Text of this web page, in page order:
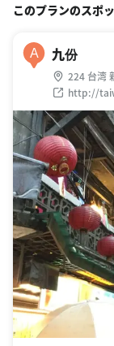
このプランのスポ
A 九份
224 台湾
http://